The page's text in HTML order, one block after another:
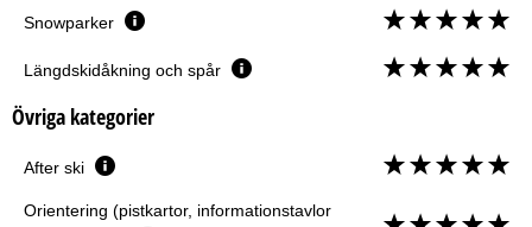
Snowparker
Längdskidåkning och spår
Övriga kategorier
After ski
Orientering (pistkartor, informationstavlor